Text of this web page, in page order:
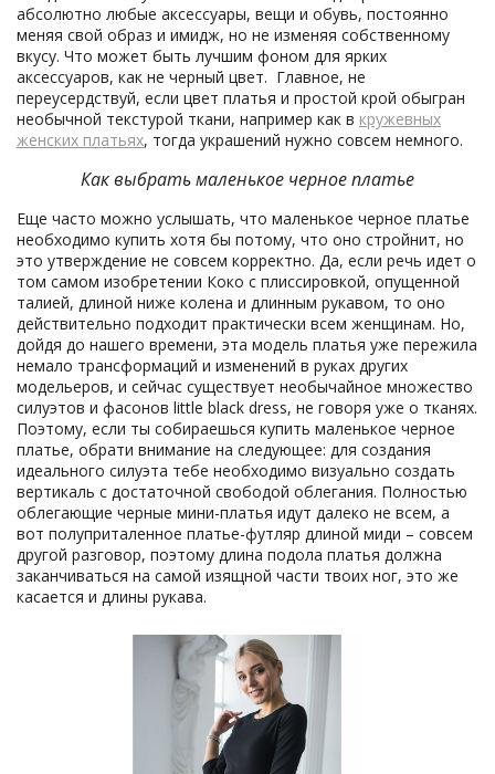
абсолютно любые аксессуары, вещи и обувь, постоянно
меняя свой образ и имидж, но не изменяя собственному
вкусу. Что может быть лучшим фоном для ярких
аксессуаров, как не черный цвет. Главное, не
переусердствуй, если цвет платья и простой крой обыгран
необычной текстурой ткани, например как в кружевных
женских платьях, тогда украшений нужно совсем немного.
Как выбрать маленькое черное платье
Еще часто можно услышать, что маленькое черное платье
необходимо купить хотя бы потому, что оно стройнит, но
это утверждение не совсем корректно. Да, если речь идет о
том самом изобретении Коко с плиссировкой, опущенной
талией, длиной ниже колена и длинным рукавом, то оно
действительно подходит практически всем женщинам. Но,
дойдя до нашего времени, эта модель платья уже пережила
немало трансформаций и изменений в руках других
модельеров, и сейчас существует необычайное множество
силуэтов и фасонов little black dress, не говоря уже о тканях.
Поэтому, если ты собираешься купить маленькое черное
платье, обрати внимание на следующее: для создания
идеального силуэта тебе необходимо визуально создать
вертикаль с достаточной свободой облегания. Полностью
облегающие черные мини-платья идут далеко не всем, а
вот полуприталенное платье-футляр длиной миди – совсем
другой разговор, поэтому длина подола платья должна
заканчиваться на самой изящной части твоих ног, это же
касается и длины рукава.